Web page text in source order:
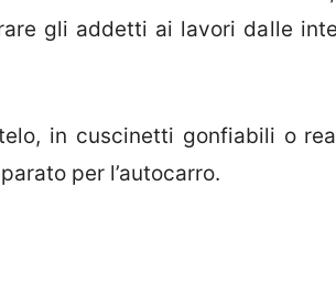
gli addetti ai lavori dalle
in cuscinetti gonfiabili o
per l’autocarro.